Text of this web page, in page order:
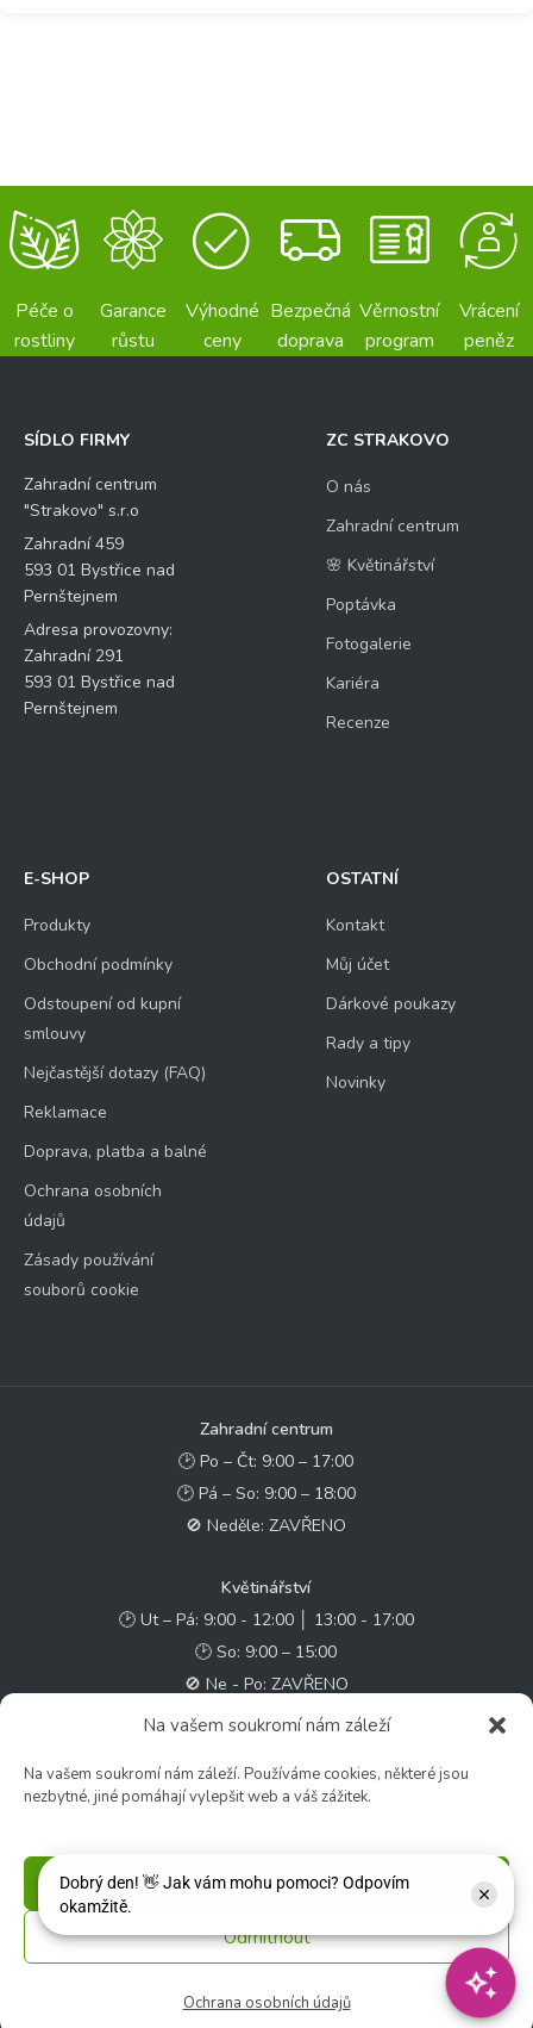
Na vašem soukromí nám záleží
Na vašem soukromí nám záleží. Používáme cookies, některé jsou
nezbytné, jiné pomáhají vylepšit web a váš zážitek.
Příjmout
Odmítnout
Ochrana osobních údajů
Péče o
rostliny
Garance
růstu
Výhodné
ceny
Bezpečná
doprava
Věrnostní
program
Vrácení
peněz
SÍDLO FIRMY
Zahradní centrum
"Strakovo" s.r.o
Zahradní 459
593 01 Bystřice nad
Pernštejnem
Adresa provozovny:
Zahradní 291
593 01 Bystřice nad
Pernštejnem
ZC STRAKOVO
O nás
Zahradní centrum
🌸 Květinářství
Poptávka
Fotogalerie
Kariéra
Recenze
E-SHOP
Produkty
Obchodní podmínky
Odstoupení od kupní
smlouvy
Nejčastější dotazy (FAQ)
Reklamace
Doprava, platba a balné
Ochrana osobních
údajů
Zásady používání
souborů cookie
OSTATNÍ
Kontakt
Můj účet
Dárkové poukazy
Rady a tipy
Novinky
Zahradní centrum
🕑 Po – Čt: 9:00 – 17:00
🕑 Pá – So: 9:00 – 18:00
🚫 Neděle: ZAVŘENO
Květinářství
🕑 Ut – Pá: 9:00 - 12:00 │ 13:00 - 17:00
🕑 So: 9:00 – 15:00
🚫 Ne - Po: ZAVŘENO
✉️ e-shop@zcstrakovo.cz
© 2026 Zahradní centrum "Strakovo" s.r.o. – Všechna práva vyhrazena. |
Vytvořilo
inetio s. r. o.